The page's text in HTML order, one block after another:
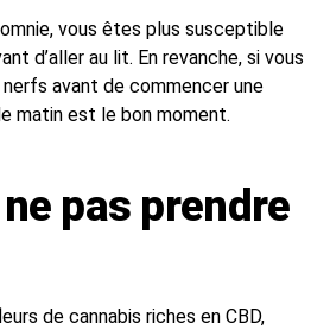
vous êtes plus susceptible
d’aller au lit. En revanche, si vous
avant de commencer une
matin est le bon moment.
pas prendre
de cannabis riches en CBD,